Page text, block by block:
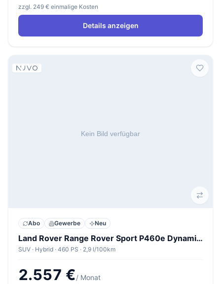
zzgl. 249 € einmalige Kosten
Details anzeigen
Abo Gewerbe Neu
Land Rover Range Rover Sport P460e Dynamic SE
SUV · Hybrid · 460 PS · 2,9 l/100km
2.557 €/ Monat